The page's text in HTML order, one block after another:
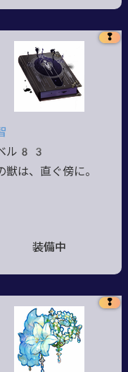
❢
ル83
獣は、直ぐ傍に。
装備中
❢